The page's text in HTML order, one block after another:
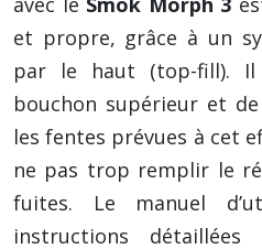
et propre, grâce à un
par le haut (top-fill).
bouchon supérieur et de
les fentes prévues à cet
ne pas trop remplir le
fuites. Le manuel
instructions